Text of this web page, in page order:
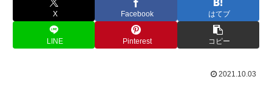
X Facebook はてブ
LINE Pinterest コピー
2021.10.03